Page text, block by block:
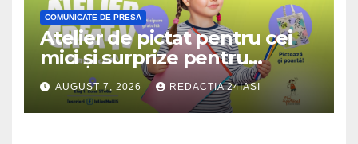
COMUNICATE DE PRESA
Atelier de pictat pentru cei
mici și surprize pentru
cinefili, în acest weekend, la
Iulius Mall Iași
AUGUST 7, 2026 REDACTIA 24IASI